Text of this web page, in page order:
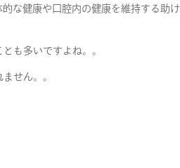
な健康や口腔内の健康を維持する助
も多いですよね。。
せん。。